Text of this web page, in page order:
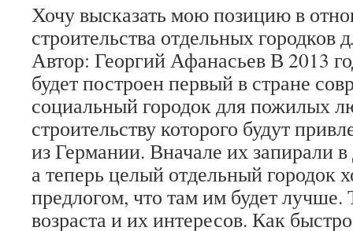
Хочу высказать мою позицию в
строительства отдельных
Автор: Георгий Афанасьев В 2013
будет построен первый в стране
социальный городок для пожилых
строительству которого будут
из Германии. Вначале их запирали
а теперь целый отдельный городок
предлогом, что там им будет
возраста и их интересов. Как